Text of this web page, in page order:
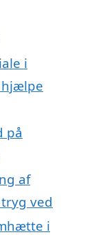
i
hjælpe
på
af
ved
i